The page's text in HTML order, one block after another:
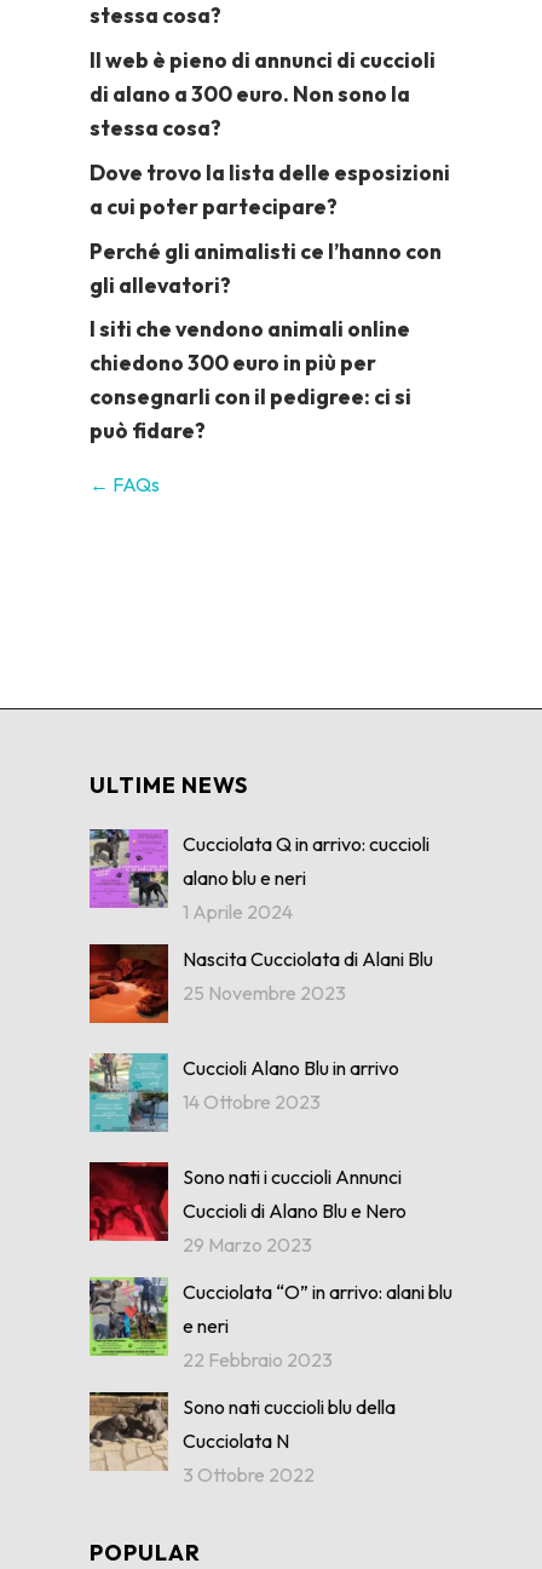
stessa cosa?
Il web è pieno di annunci di cuccioli
di alano a 300 euro. Non sono la
stessa cosa?
Dove trovo la lista delle esposizioni
a cui poter partecipare?
Perché gli animalisti ce l’hanno con
gli allevatori?
I siti che vendono animali online
chiedono 300 euro in più per
consegnarli con il pedigree: ci si
può fidare?
← FAQs
ULTIME NEWS
Cucciolata Q in arrivo: cuccioli
alano blu e neri
1 Aprile 2024
Nascita Cucciolata di Alani Blu
25 Novembre 2023
Cuccioli Alano Blu in arrivo
14 Ottobre 2023
Sono nati i cuccioli Annunci
Cuccioli di Alano Blu e Nero
29 Marzo 2023
Cucciolata “O” in arrivo: alani blu
e neri
22 Febbraio 2023
Sono nati cuccioli blu della
Cucciolata N
3 Ottobre 2022
POPULAR